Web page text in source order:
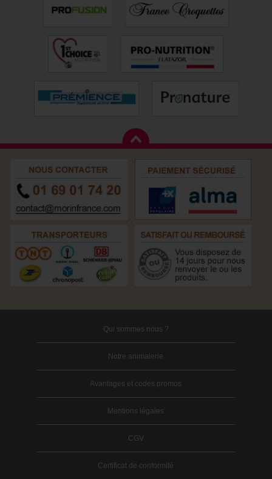
Qui sommes nous ?
Notre animalerie
Avantages et codes promos
Mentions légales
CGV
Certificat de conformité